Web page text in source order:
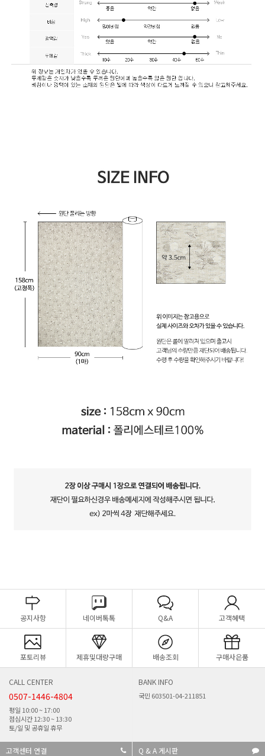
공지사항 네이버톡톡 Q&A 고객혜택
포토리뷰 제휴및대량구매 배송조회 구매사은품
CALL CENTER
0507-1446-4804
평일 10:00 ~ 17:00
점심시간 12:30 ~ 13:30
토/일 및 공휴일 휴무
BANK INFO
국민 603501-04-211851
고객센터 연결 Q & A 게시판